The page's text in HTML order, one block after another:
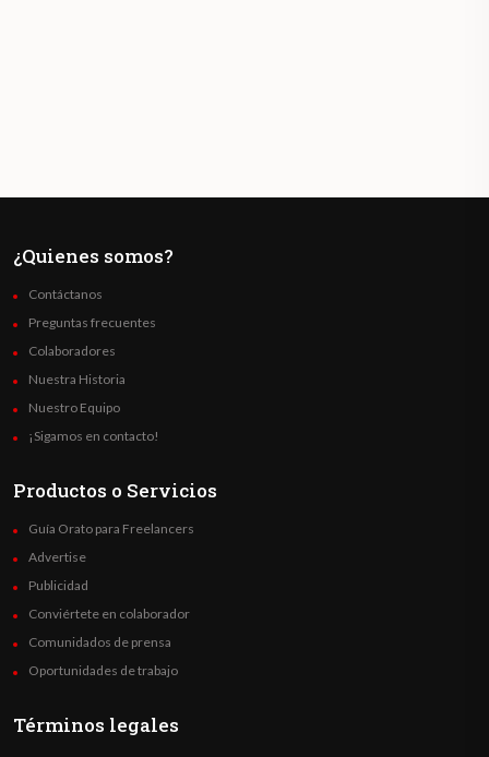
¿Quienes somos?
Contáctanos
Preguntas frecuentes
Colaboradores
Nuestra Historia
Nuestro Equipo
¡Sigamos en contacto!
Productos o Servicios
Guía Orato para Freelancers
Advertise
Publicidad
Conviértete en colaborador
Comunidados de prensa
Oportunidades de trabajo
Términos legales